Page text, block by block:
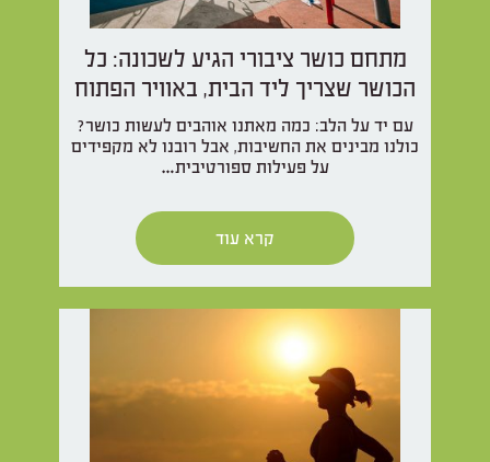
מתחם כושר ציבורי הגיע לשכונה: כל
הכושר שצריך ליד הבית, באוויר הפתוח
עם יד על הלב: כמה מאתנו אוהבים לעשות כושר?
כולנו מבינים את החשיבות, אבל רובנו לא מקפידים
על פעילות ספורטיבית…
קרא עוד